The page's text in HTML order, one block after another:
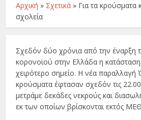
Αρχική » Σχετικά » Για τα κρούσματα
σχολεία
Σχεδόν δύο χρόνια από την έναρξη
κορονοϊού στην Ελλάδα η κατάσταση
χειρότερο σημείο. Η νέα παραλλαγή
κρούσματα έφτασαν σχεδόν τις
μετράμε δεκάδες νεκρούς και
εκ των οποίων βρίσκονται εκτός